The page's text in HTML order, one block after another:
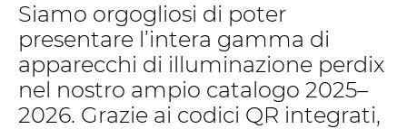
Siamo orgogliosi di poter
presentare l’intera gamma di
apparecchi di illuminazione perdix
nel nostro ampio catalogo 2025–
2026. Grazie ai codici QR integrati,